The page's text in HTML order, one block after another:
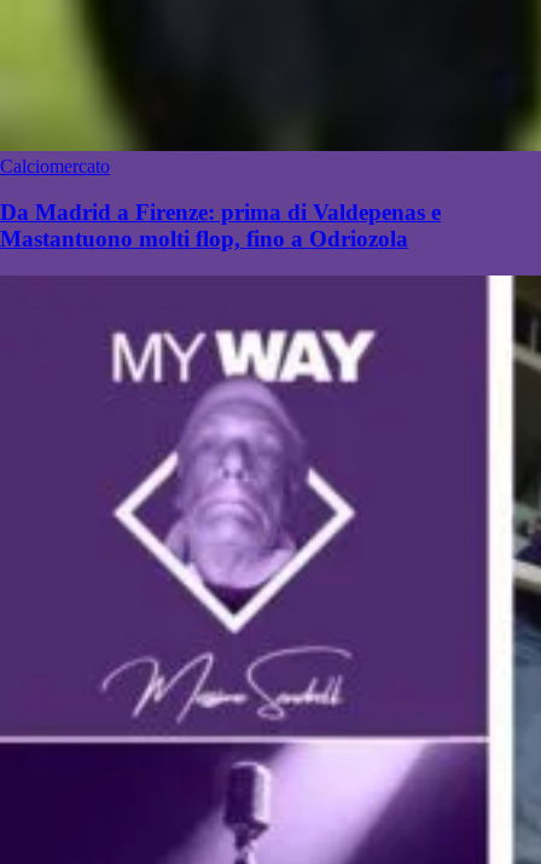
Calciomercato
Da Madrid a Firenze: prima di Valdepenas e
Mastantuono molti flop, fino a Odriozola